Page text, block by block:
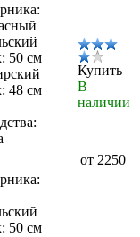
50 см
48 см
Купить
В
наличии
от 2250
50 см